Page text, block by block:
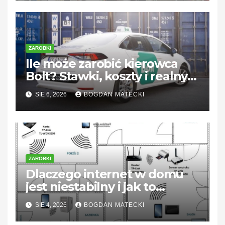
ZAROBKI
Ile może zarobić kierowca
Bolt? Stawki, koszty i realny
dochód
SIE 6, 2026 BOGDAN MATECKI
ZAROBKI
Dlaczego internet w domu
jest niestabilny i jak to
naprawić
SIE 4, 2026 BOGDAN MATECKI